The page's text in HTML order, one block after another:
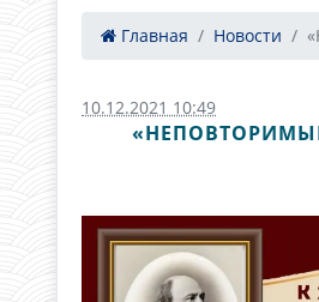
Главная Новости
10.12.2021 10:49